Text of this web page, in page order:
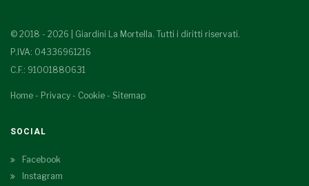
© 2018 - 2026 | Giardini La Mortella. Tutti i diritti riservati.
P.IVA: 04336961216
C.F.: 91001880631
Home - Privacy - Cookie - Sitemap
SOCIAL
Facebook
Instagram